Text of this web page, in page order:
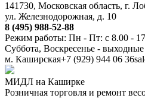
141730, Московская область, г.
ул. Железнодорожная, д. 10
8 (495) 988-52-88
Режим работы: Пн - Пт: с 8.00 -
Суббота, Воскресенье -
м. Каширская+7 (929) 944 06 36
МИДЛ на Каширке
Розничная торговля и ремонт